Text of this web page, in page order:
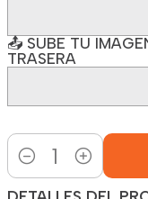
📤 SUBE TU
TRASERA
Cantidad